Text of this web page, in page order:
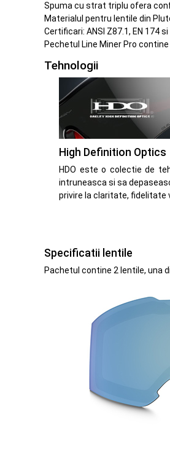
Spuma cu strat triplu ofera
Materialul pentru lentile din
Certificari: ANSI Z87.1, EN 174
Pechetul Line Miner Pro
Tehnologii
High Definition Optics
HDO este o colectie de
intruneasca si sa
privire la claritate, fidelitate
Specificatii lentile
Pachetul contine 2 lentile, una